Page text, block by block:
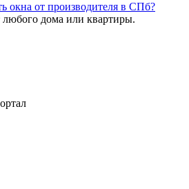
окна от производителя в СПб?
дома или квартиры.